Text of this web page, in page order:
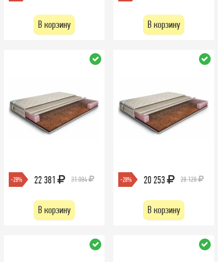
В корзину В корзину
-28% 22 381 31 084
В корзину
-28% 20 253 28 128
В корзину